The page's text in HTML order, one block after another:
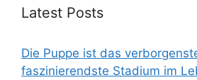
Latest Posts
Die Puppe ist das
faszinierendste Stadium im